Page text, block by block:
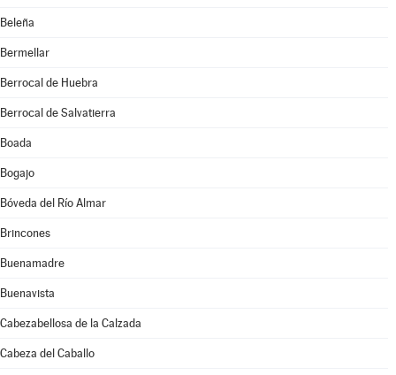
Beleña
Bermellar
Berrocal de Huebra
Berrocal de Salvatierra
Boada
Bogajo
Bóveda del Río Almar
Brincones
Buenamadre
Buenavista
Cabezabellosa de la Calzada
Cabeza del Caballo